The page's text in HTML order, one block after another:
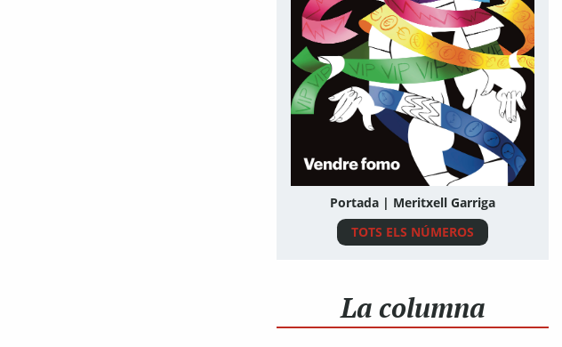
Portada | Meritxell Garriga
TOTS ELS NÚMEROS
La columna